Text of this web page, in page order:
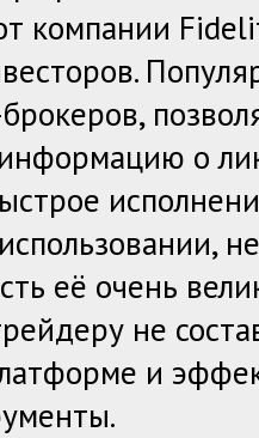
компании
о
её очень
не
и